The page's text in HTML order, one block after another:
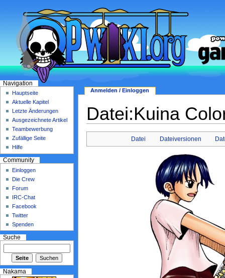
Datei:Kuina
Datei Dateiversionen
Anmelden / Einloggen
Navigation
Hauptseite
Aktuelle Kapitel
Letzte Änderungen
Ausgezeichnete Artikel
Teambewerbung
Zufällige Seite
Hilfe
Community
Einloggen
Die Crew
Forum
IRC-Chat
Facebook
Twitter
Spenden
Suche
Nakama